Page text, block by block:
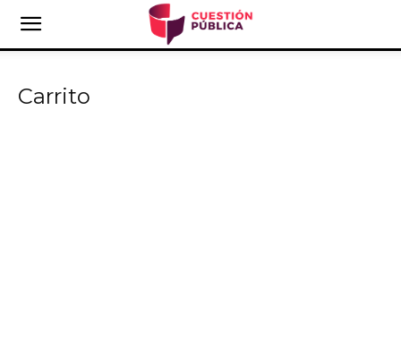
Carrito